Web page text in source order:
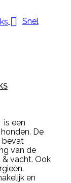
 Snel
is een
De
bevat
van de
& vacht. Ook
en